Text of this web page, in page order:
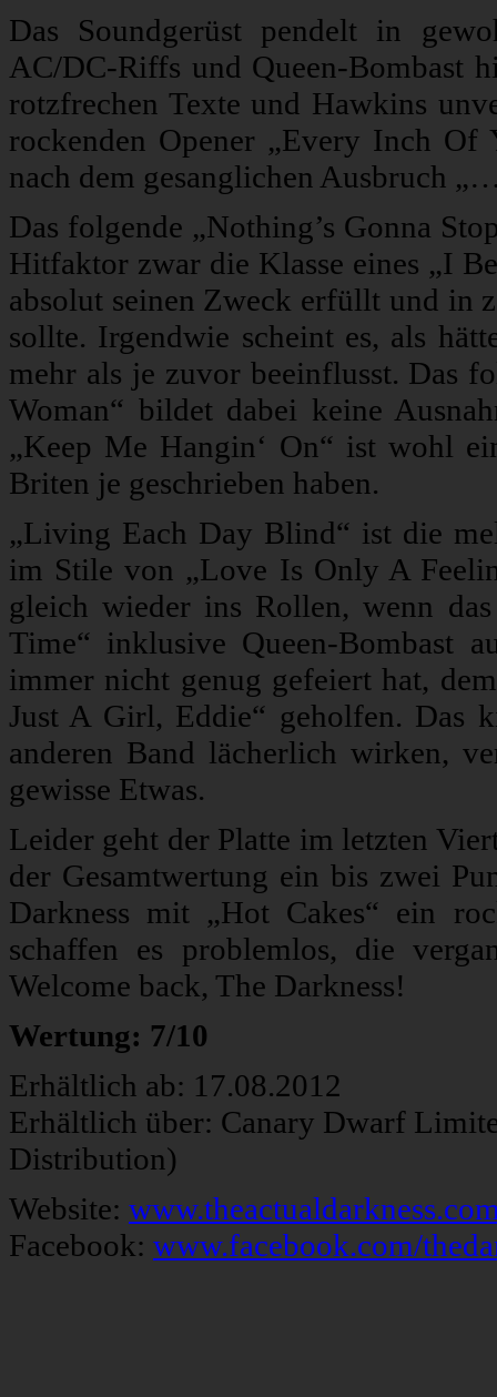
Das Soundgerüst pendelt in
AC/DC-Riffs und Queen-Bombast
rotzfrechen Texte und Hawkins
rockenden Opener „Every Inch Of
nach dem gesanglichen Ausbruch
Das folgende „Nothing’s Gonna
Hitfaktor zwar die Klasse eines „I
absolut seinen Zweck erfüllt und in
sollte. Irgendwie scheint es, als
mehr als je zuvor beeinflusst. Das
Woman“ bildet dabei keine
„Keep Me Hangin‘ On“ ist wohl
Briten je geschrieben haben.
„Living Each Day Blind“ ist die
im Stile von „Love Is Only A
gleich wieder ins Rollen, wenn
Time“ inklusive Queen-Bombast
immer nicht genug gefeiert hat,
Just A Girl, Eddie“ geholfen. Das
anderen Band lächerlich wirken,
gewisse Etwas.
Leider geht der Platte im letzten
der Gesamtwertung ein bis zwei
Darkness mit „Hot Cakes“ ein
schaffen es problemlos, die
Welcome back, The Darkness!
Wertung: 7/10
Erhältlich ab: 17.08.2012
Erhältlich über: Canary Dwarf
Distribution)
Website:
Facebook: www.facebook.com/